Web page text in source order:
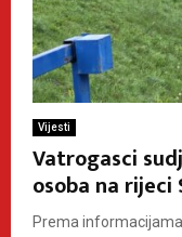
Vijesti
Vatrogasci
osoba na rijeci
Prema